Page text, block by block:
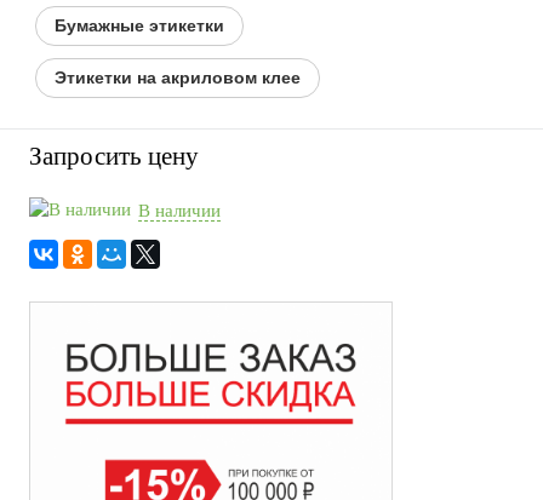
Бумажные этикетки
Этикетки на акриловом клее
Запросить цену
В наличии